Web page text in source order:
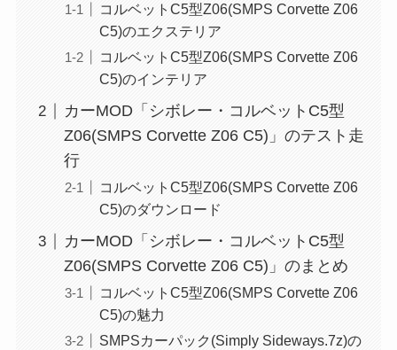
コルベットC5型Z06(SMPS Corvette Z06
C5)のエクステリア
コルベットC5型Z06(SMPS Corvette Z06
C5)のインテリア
カーMOD「シボレー・コルベットC5型
Z06(SMPS Corvette Z06 C5)」のテスト走
行
コルベットC5型Z06(SMPS Corvette Z06
C5)のダウンロード
カーMOD「シボレー・コルベットC5型
Z06(SMPS Corvette Z06 C5)」のまとめ
コルベットC5型Z06(SMPS Corvette Z06
C5)の魅力
SMPSカーパック(Simply Sideways.7z)の